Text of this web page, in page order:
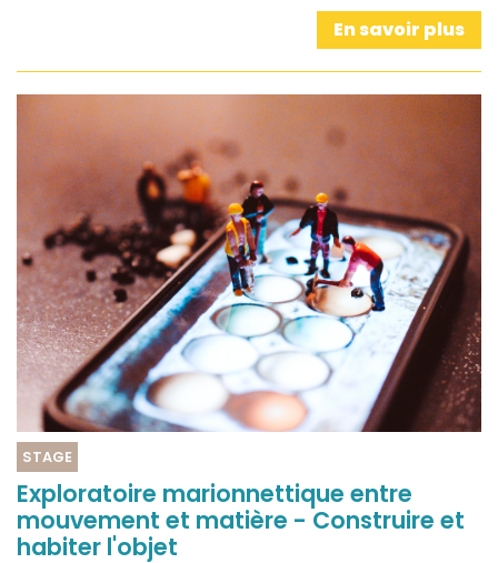
En savoir plus
STAGE
Exploratoire marionnettique entre
mouvement et matière - Construire et
habiter l'objet